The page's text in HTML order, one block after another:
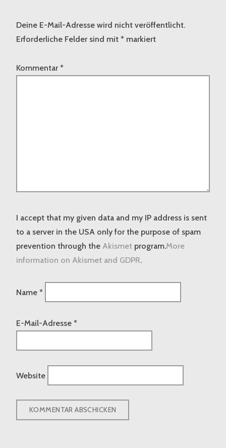
Deine E-Mail-Adresse wird nicht veröffentlicht.
Erforderliche Felder sind mit * markiert
Kommentar *
I accept that my given data and my IP address is sent
to a server in the USA only for the purpose of spam
prevention through the Akismet program.More
information on Akismet and GDPR.
Name *
E-Mail-Adresse *
Website